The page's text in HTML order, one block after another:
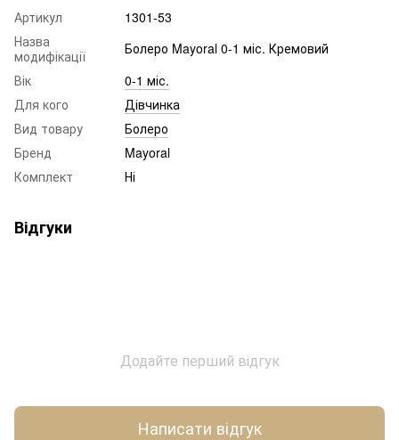
Артикул
1301-53
Назва
модифікації
Болеро Mayoral 0-1 міс. Кремовий
Вік
0-1 міс.
Для кого
Дівчинка
Вид товару
Болеро
Бренд
Mayoral
Комплект
Ні
Відгуки
Додайте перший відгук
Написати відгук